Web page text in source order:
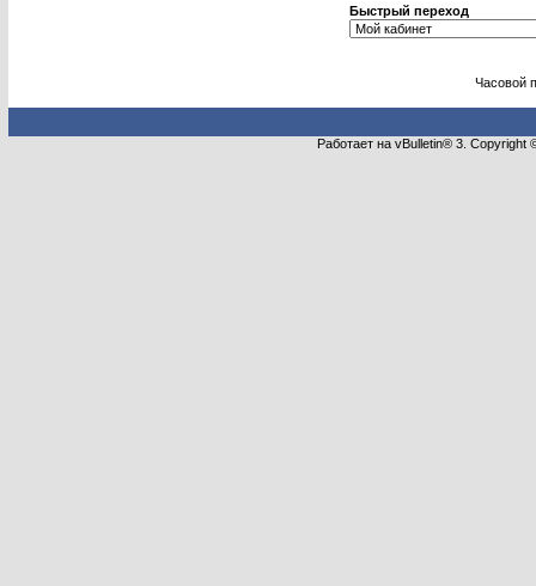
Быстрый переход
Часовой
Работает на vBulletin® 3.